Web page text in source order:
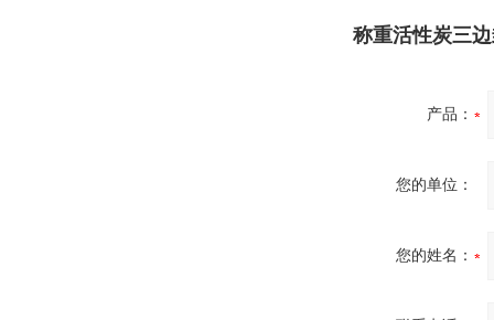
称重活性炭三
产品：
您的单位：
您的姓名：